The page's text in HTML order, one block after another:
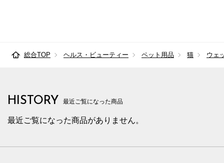
総合TOP ヘルス・ビューティー ペット用品 猫 ウェ
HISTORY 最近ご覧になった商品
最近ご覧になった商品がありません。